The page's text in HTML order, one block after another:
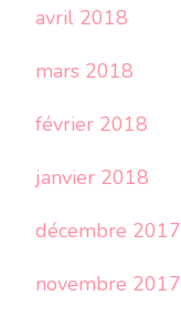
avril 2018
mars 2018
février 2018
janvier 2018
décembre 2017
novembre 2017